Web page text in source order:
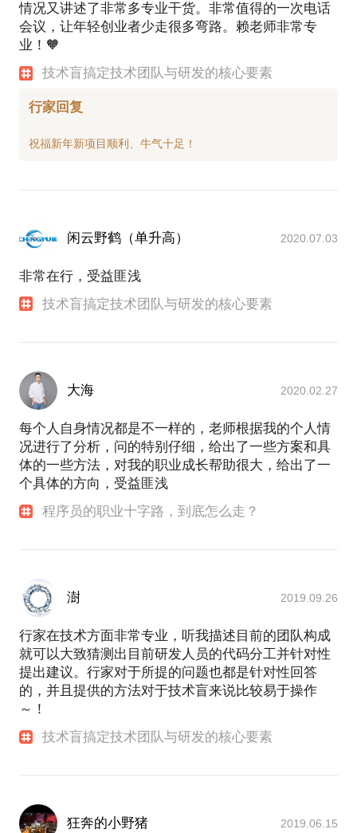
情况又讲述了非常多专业干货。非常值得的一次电话
会议，让年轻创业者少走很多弯路。赖老师非常专
业！🧡
技术盲搞定技术团队与研发的核心要素
行家回复
闲云野鹤（单升高） 2020.07.03
非常在行，受益匪浅
技术盲搞定技术团队与研发的核心要素
大海 2020.02.27
每个人自身情况都是不一样的，老师根据我的个人情
况进行了分析，问的特别仔细，给出了一些方案和具
体的一些方法，对我的职业成长帮助很大，给出了一
个具体的方向，受益匪浅
程序员的职业十字路，到底怎么走？
澍 2019.09.26
行家在技术方面非常专业，听我描述目前的团队构成
就可以大致猜测出目前研发人员的代码分工并针对性
提出建议。行家对于所提的问题也都是针对性回答
的，并且提供的方法对于技术盲来说比较易于操作
～！
技术盲搞定技术团队与研发的核心要素
狂奔的小野猪 2019.06.15